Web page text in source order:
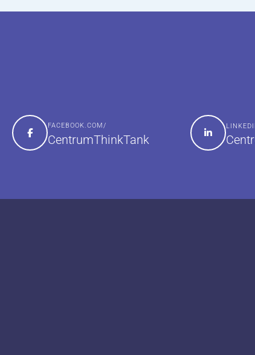
FACEBOOK.COM/
CentrumThinkTank